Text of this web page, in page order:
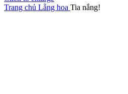
Trang chủ Lẵng hoa Tia nắng!